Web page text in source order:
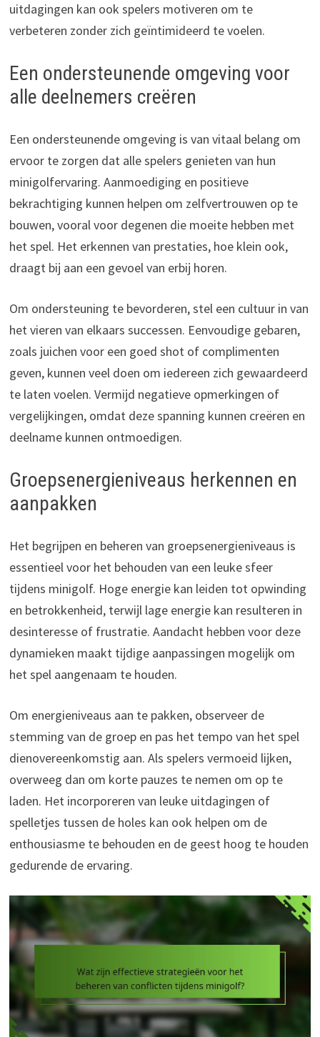
uitdagingen kan ook spelers motiveren om te
verbeteren zonder zich geïntimideerd te voelen.
Een ondersteunende omgeving voor
alle deelnemers creëren
Een ondersteunende omgeving is van vitaal belang om
ervoor te zorgen dat alle spelers genieten van hun
minigolfervaring. Aanmoediging en positieve
bekrachtiging kunnen helpen om zelfvertrouwen op te
bouwen, vooral voor degenen die moeite hebben met
het spel. Het erkennen van prestaties, hoe klein ook,
draagt bij aan een gevoel van erbij horen.
Om ondersteuning te bevorderen, stel een cultuur in van
het vieren van elkaars successen. Eenvoudige gebaren,
zoals juichen voor een goed shot of complimenten
geven, kunnen veel doen om iedereen zich gewaardeerd
te laten voelen. Vermijd negatieve opmerkingen of
vergelijkingen, omdat deze spanning kunnen creëren en
deelname kunnen ontmoedigen.
Groepsenergieniveaus herkennen en
aanpakken
Het begrijpen en beheren van groepsenergieniveaus is
essentieel voor het behouden van een leuke sfeer
tijdens minigolf. Hoge energie kan leiden tot opwinding
en betrokkenheid, terwijl lage energie kan resulteren in
desinteresse of frustratie. Aandacht hebben voor deze
dynamieken maakt tijdige aanpassingen mogelijk om
het spel aangenaam te houden.
Om energieniveaus aan te pakken, observeer de
stemming van de groep en pas het tempo van het spel
dienovereenkomstig aan. Als spelers vermoeid lijken,
overweeg dan om korte pauzes te nemen om op te
laden. Het incorporeren van leuke uitdagingen of
spelletjes tussen de holes kan ook helpen om de
enthousiasme te behouden en de geest hoog te houden
gedurende de ervaring.